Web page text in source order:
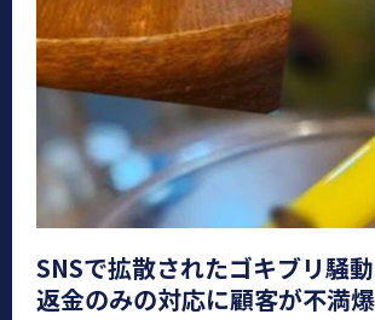
SNSで拡散されたゴキブリ騒
返金のみの対応に顧客が不満